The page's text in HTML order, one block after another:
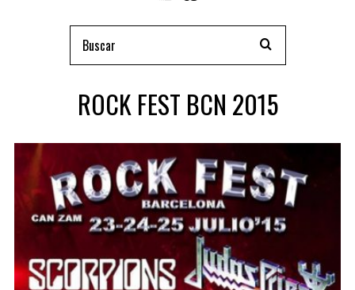
ROCK FEST BCN 2015